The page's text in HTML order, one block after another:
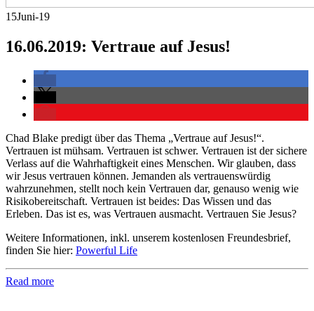
15Juni-19
16.06.2019: Vertraue auf Jesus!
Chad Blake predigt über das Thema „Vertraue auf Jesus!“.
Vertrauen ist mühsam. Vertrauen ist schwer. Vertrauen ist der sichere
Verlass auf die Wahrhaftigkeit eines Menschen. Wir glauben, dass
wir Jesus vertrauen können. Jemanden als vertrauenswürdig
wahrzunehmen, stellt noch kein Vertrauen dar, genauso wenig wie
Risikobereitschaft. Vertrauen ist beides: Das Wissen und das
Erleben. Das ist es, was Vertrauen ausmacht. Vertrauen Sie Jesus?
Weitere Informationen, inkl. unserem kostenlosen Freundesbrief,
finden Sie hier: Powerful Life
Read more